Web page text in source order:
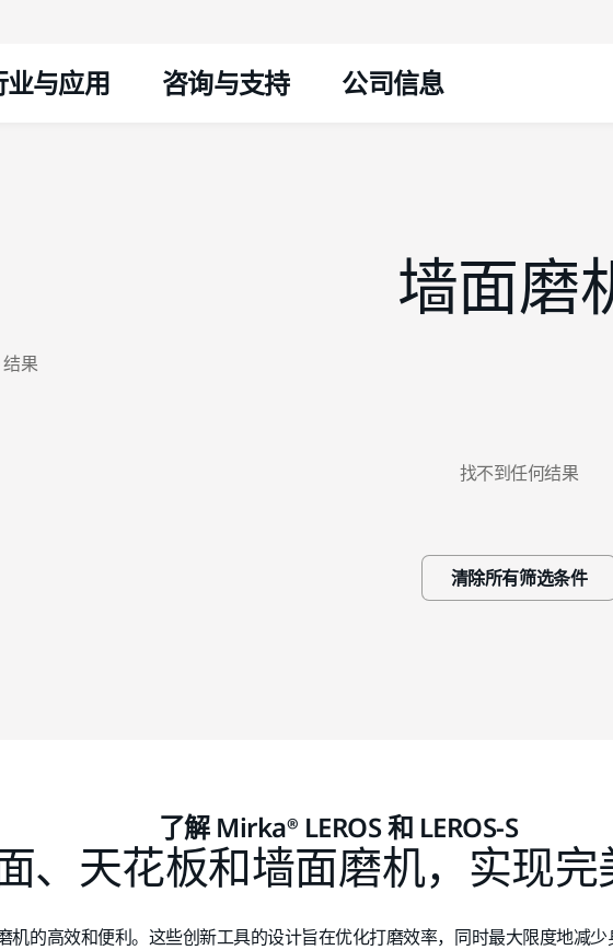
业与应用 咨询与支持 公司信息
墙面磨
果
找不到任何结果
清除所有筛选条件
了解 Mirka® LEROS 和 LEROS-S
、天花板和墙面磨机，实现完
磨机的高效和便利。这些创新工具的设计旨在优化打磨效率，同时最大限度地减